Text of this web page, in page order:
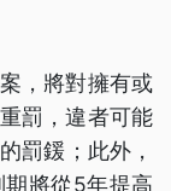
，將對擁有或
罰，違者可能
罰鍰；此外，
將從5年提高